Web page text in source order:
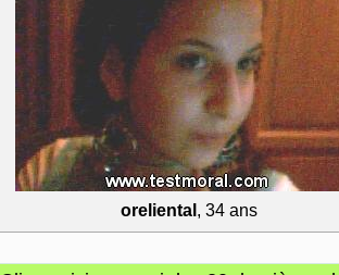
oreliental , 34 ans